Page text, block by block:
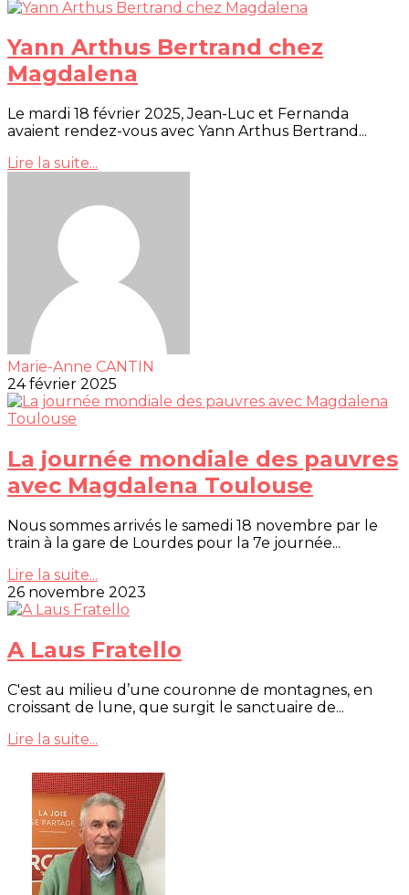
Yann Arthus Bertrand chez
Magdalena
Le mardi 18 février 2025, Jean-Luc et Fernanda
avaient rendez-vous avec Yann Arthus Bertrand...
Lire la suite...
Marie-Anne CANTIN
24 février 2025
La journée mondiale des pauvres
avec Magdalena Toulouse
Nous sommes arrivés le samedi 18 novembre par le
train à la gare de Lourdes pour la 7e journée...
Lire la suite...
26 novembre 2023
A Laus Fratello
C'est au milieu d’une couronne de montagnes, en
croissant de lune, que surgit le sanctuaire de...
Lire la suite...